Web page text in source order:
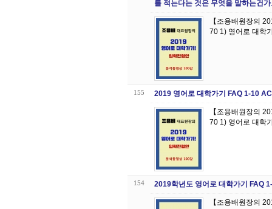
를 적는다는 것은 무엇을 말하는건
【조용배원장의
70 1) 영어로 대학
155 2019 영어로 대학가기 FAQ 1-10
【조용배원장의
70 1) 영어로 대학
154 2019학년도 영어로 대학가기 FAQ
【조용배원장의